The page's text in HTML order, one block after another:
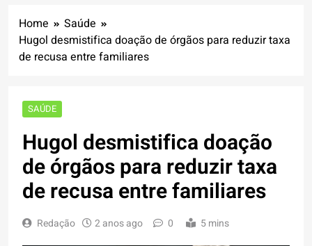
Home
Saúde
Hugol desmistifica doação de órgãos para reduzir taxa
de recusa entre familiares
SAÚDE
Hugol desmistifica doação
de órgãos para reduzir taxa
de recusa entre familiares
Redação 2 anos ago 0 5 mins